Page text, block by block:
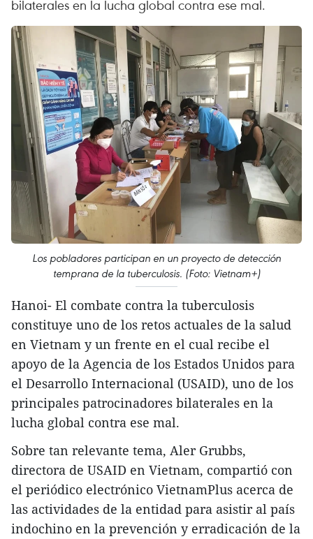
bilaterales en la lucha global contra ese mal.
Los pobladores participan en un proyecto de detección
temprana de la tuberculosis. (Foto: Vietnam+)
Hanoi- El combate contra la tuberculosis
constituye uno de los retos actuales de la salud
en Vietnam y un frente en el cual recibe el
apoyo de la Agencia de los Estados Unidos para
el Desarrollo Internacional (USAID), uno de los
principales patrocinadores bilaterales en la
lucha global contra ese mal.
Sobre tan relevante tema, Aler Grubbs,
directora de USAID en Vietnam, compartió con
el periódico electrónico VietnamPlus acerca de
las actividades de la entidad para asistir al país
indochino en la prevención y erradicación de la